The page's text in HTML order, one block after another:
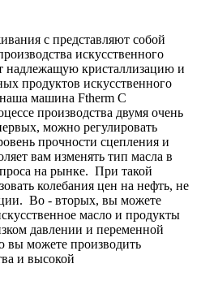
с представляют собой
искусственного
надлежащую кристаллизацию и
продуктов искусственного
машина Ftherm C
производства двумя очень
можно регулировать
прочности сцепления и
вам изменять тип масла в
на рынке. При такой
колебания цен на нефть, не
Во - вторых, вы можете
масло и продукты
давлении и переменной
вы можете производить
и высокой